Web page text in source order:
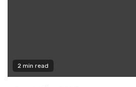
2 min read